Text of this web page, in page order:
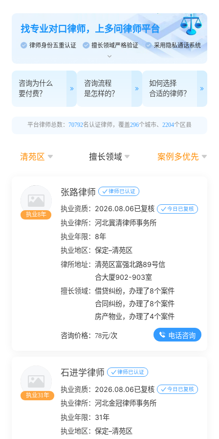
找专业对口律师，上多问律师平台
律师身份五重认证 擅长领域严格验证 采用隐私通话系统
咨询为什么
要付费？
咨询流程
是怎样的？
如何选择
合适的律师？
平台律师总数： 70792名认证律师，覆盖296个城市、 2204个区县
清苑区 擅长领域 案例多优先
执业8年
张路律师 律师已认证
执业资质： 2026.08.06已复核 今日已复核
执业律所：河北冀清律师事务所
执业年限： 8年
执业地区：保定–清苑区
律所地址：清苑区富强北路89号信
合大厦902-903室
擅长领域：借贷纠纷，办理了8个案件
合同纠纷，办理了8个案件
房产物业，办理了4个案件
咨询价格：78元/次 电话咨询
执业31年
石进学律师 律师已认证
执业资质： 2026.08.06已复核 今日已复核
执业律所：河北金冠律师事务所
执业年限： 31年
执业地区：保定–清苑区